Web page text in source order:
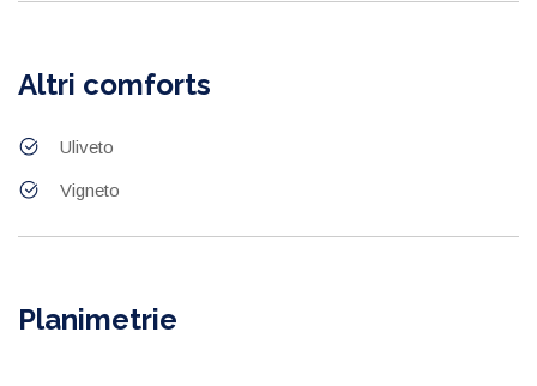
Altri comforts
Uliveto
Vigneto
Planimetrie